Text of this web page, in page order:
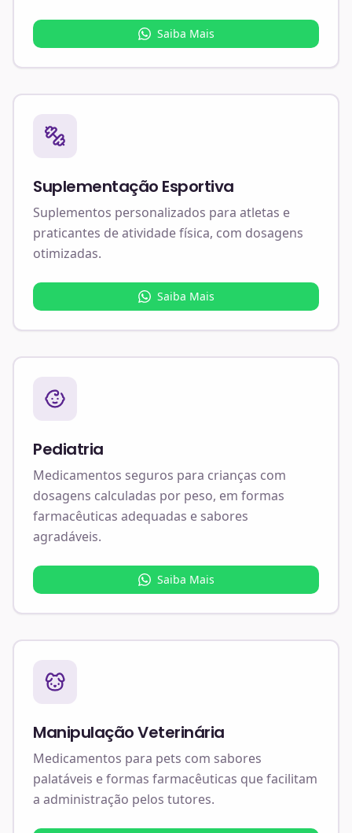
Saiba Mais
Suplementação Esportiva
Suplementos personalizados para atletas e
praticantes de atividade física, com dosagens
otimizadas.
Saiba Mais
Pediatria
Medicamentos seguros para crianças com
dosagens calculadas por peso, em formas
farmacêuticas adequadas e sabores
agradáveis.
Saiba Mais
Manipulação Veterinária
Medicamentos para pets com sabores
palatáveis e formas farmacêuticas que facilitam
a administração pelos tutores.